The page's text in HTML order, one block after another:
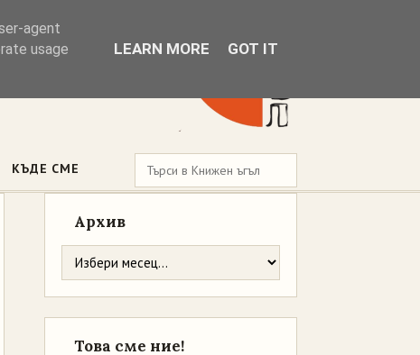
КЪДЕ СМЕ
Архив
Това сме ние!
agent
usage
LEARN MORE GOT IT